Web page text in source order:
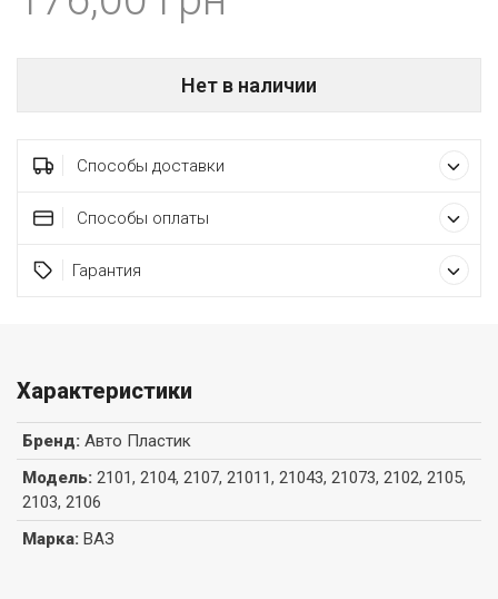
Нет в наличии
Способы доставки
Способы оплаты
Гарантия
Характеристики
Бренд: Авто Пластик
Модель: 2101, 2104, 2107, 21011, 21043, 21073, 2102, 2105,
2103, 2106
Марка: ВАЗ